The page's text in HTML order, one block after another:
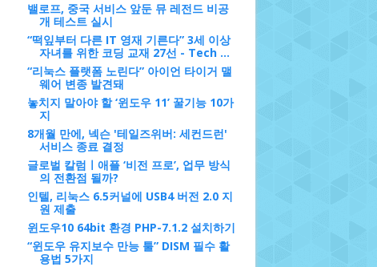
밸로프, 중국 서비스 앞둔 뮤 레전드 비공
개 테스트 실시
“떡잎부터 다른 IT 영재 기른다” 3세 이상
자녀를 위한 코딩 교재 27선 - Tech ...
“리눅스 플랫폼 노린다” 아이언 타이거 맬
웨어 변종 발견돼
놓치지 말아야 할 ‘윈도우 11’ 꿀기능 10가
지
8개월 만에, 넥슨 '테일즈위버: 세컨드런'
서비스 종료 결정
글로벌 칼럼ㅣ애플 ‘비전 프로’, 업무 방식
의 전환점 될까?
인텔, 리눅스 6.5커널에 USB4 버전 2.0 지
원 제출
윈도우10 64bit 환경 PHP-7.1.2 설치하기
“윈도우 유지보수 만능 툴” DISM 필수 활
용법 5가지